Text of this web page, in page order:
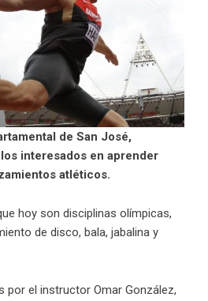
de San José,
interesados en aprender
atléticos.
hoy son disciplinas olímpicas,
de disco, bala, jabalina y
por el instructor Omar González,